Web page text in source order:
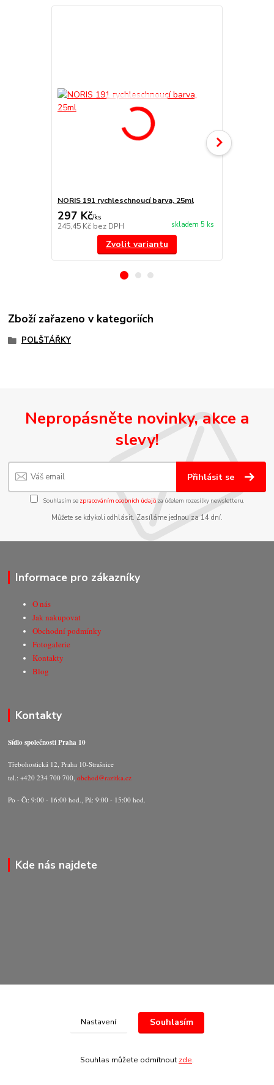
NORIS 191 rychleschnoucí barva, 25ml
297 Kč/ks
245,45 Kč bez DPH skladem 5 ks
Zvolit variantu
Zboží zařazeno v kategoriích
POLŠTÁŘKY
Nepropásněte novinky, akce a
slevy!
Přihlásit se
Souhlasím se zpracováním osobních údajůza účelem rozesílky newsletteru.
Můžete se kdykoli odhlásit. Zasíláme jednou za 14 dní.
Informace pro zákazníky
O nás
Jak nakupovat
Obchodní podmínky
Fotogalerie
Kontakty
Blog
Kontakty
Sídlo společnosti Praha 10
Třebohostická 12, Praha 10-Strašnice
tel.: +420 234 700 700,obchod@razitka.cz
Po - Čt: 9:00 - 16:00 hod., Pá: 9:00 - 15:00 hod.
Kde nás najdete
© Copyright 2020-2026 Marking Center CZ a.s.
Nastavení Souhlasím
Souhlas můžete odmítnout zde.